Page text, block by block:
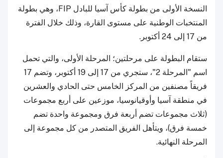
النسخة الأولى من بطولة كأس آسيا للبادل FIP، وهي بطولة
المنتخبات الوطنية على مستوى القارة، وذلك خلال الفترة
من 17 إلى 24 أكتوبر.
ستقام البطولة على مرحلتين؛ المرحلة الأولى، والتي تحمل
اسم "المرحلة 2"، ستجري من 17 إلى 19 أكتوبر، وتضم 17
فريقاً مصنفين من المركز الخامس حتى الحادي والعشرين
في منطقة آسيا وأوقيانوسيا، موزعين على أربع مجموعات
(ثلاث مجموعات تضم أربعة فرق ومجموعة واحدة تضم
خمسة فرق)، ويتأهل الفريق المتصدر من كل مجموعة إلى
المرحلة النهائية.